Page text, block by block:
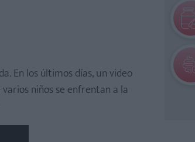
En los últimos días, un video
niños se enfrentan a la